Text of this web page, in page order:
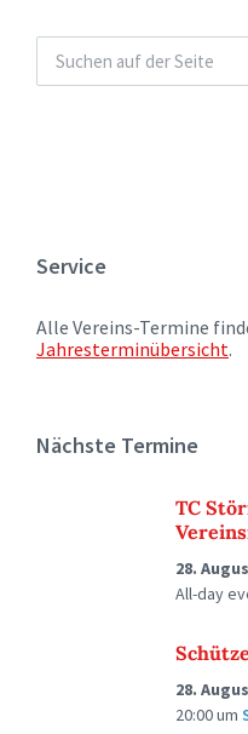
Service
Alle Vereins-Termine
Jahresterminübersicht.
Nächste Termine
TC
28.
All-day
28.
20:00um